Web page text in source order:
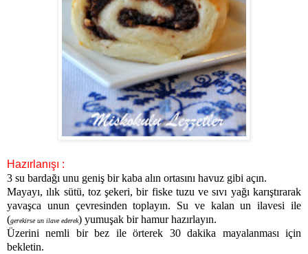
Hazırlanışı :
3 su bardağı unu geniş bir kaba alın ortasını havuz gibi açın.
Mayayı, ılık sütü, toz şekeri, bir fiske tuzu ve sıvı yağı karıştırarak
yavaşca unun çevresinden toplayın. Su ve kalan un ilavesi ile
(gerekirse un ilave ederek) yumuşak bir hamur hazırlayın.
Üzerini nemli bir bez ile örterek 30 dakika mayalanması için
bekletin.